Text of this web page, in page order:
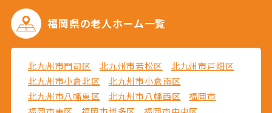
福岡県の老人ホーム一覧
北九州市門司区 北九州市若松区
北九州市戸畑区
北九州市小倉北区
北九州市小倉南区
北九州市八幡東区
北九州市八幡西区
福岡市